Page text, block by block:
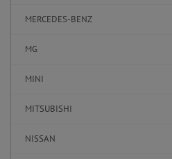
MERCEDES-BENZ
MG
MINI
MITSUBISHI
NISSAN